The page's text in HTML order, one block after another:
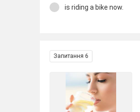
is riding a bike now.
Запитання 6